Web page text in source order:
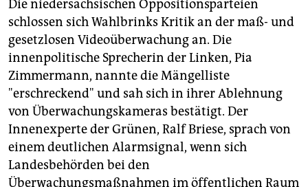
Die niedersächsischen Oppositionsparteien
schlossen sich Wahlbrinks Kritik an der maß- und
gesetzlosen Videoüberwachung an. Die
innenpolitische Sprecherin der Linken, Pia
Zimmermann, nannte die Mängelliste
"erschreckend" und sah sich in ihrer Ablehnung
von Überwachungskameras bestätigt. Der
Innenexperte der Grünen, Ralf Briese, sprach von
einem deutlichen Alarmsignal, wenn sich
Landesbehörden bei den
Überwachungsmaßnahmen im öffentlichen Raum